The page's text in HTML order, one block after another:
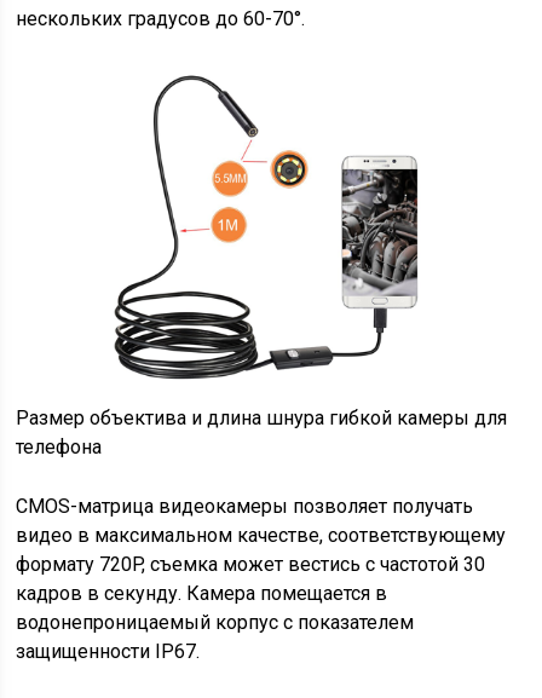
нескольких градусов до 60-70°.
Размер объектива и длина шнура гибкой камеры для
телефона
CMOS-матрица видеокамеры позволяет получать
видео в максимальном качестве, соответствующему
формату 720P, съемка может вестись с частотой 30
кадров в секунду. Камера помещается в
водонепроницаемый корпус с показателем
защищенности IP67.